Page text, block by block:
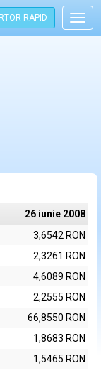
RAPID
26 iunie 2008
3,6542 RON
2,3261 RON
4,6089 RON
2,2555 RON
66,8550 RON
1,8683 RON
1,5465 RON